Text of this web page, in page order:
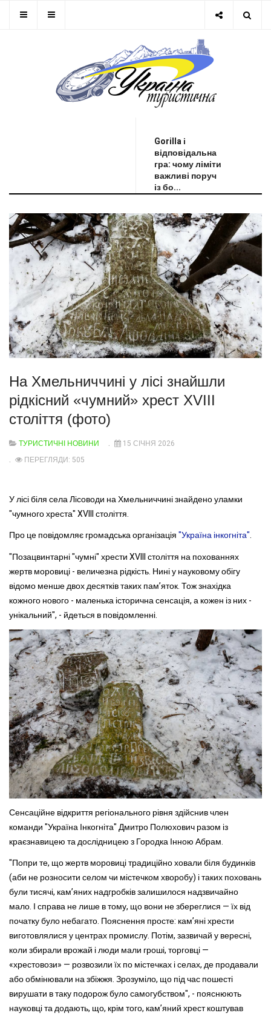
Gorilla і
відповідальна
гра: чому ліміти
важливі поруч
із бо...
На Хмельниччині у лісі знайшли
рідкісний «чумний» хрест XVIII
століття (фото)
ТУРИСТИЧНІ НОВИНИ
15 СІЧНЯ 2026
ПЕРЕГЛЯДИ: 505
У лісі біля села Лісоводи на Хмельниччині знайдено уламки
"чумного хреста" XVIII століття.
Про це повідомляє громадська організація"Україна інкогніта".
"Позацвинтарні "чумні" хрести XVIII століття на похованнях
жертв моровиці - величезна рідкість. Нині у науковому обігу
відомо менше двох десятків таких пам’яток. Тож знахідка
кожного нового - маленька історична сенсація, а кожен із них -
унікальний", - йдеться в повідомленні.
Сенсаційне відкриття регіонального рівня здійснив член
команди "Україна Інкогніта" Дмитро Полюхович разом із
краєзнавицею та дослідницею з Городка Інною Абрам.
"Попри те, що жертв моровиці традиційно ховали біля будинків
(аби не розносити селом чи містечком хворобу) і таких поховань
були тисячі, кам’яних надгробків залишилося надзвичайно
мало. І справа не лише в тому, що вони не збереглися — їх від
початку було небагато. Пояснення просте: кам’яні хрести
виготовлялися у центрах промислу. Потім, зазвичай у вересні,
коли збирали врожай і люди мали гроші, торговці —
«хрестовози» — розвозили їх по містечках і селах, де продавали
або обмінювали на збіжжя. Зрозуміло, що під час пошесті
вирушати в таку подорож було самогубством", - пояснюють
науковці та додають, що, крім того, кам’яний хрест коштував